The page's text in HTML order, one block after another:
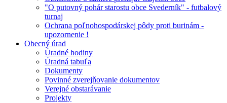
"O putovný pohár starostu obce Svederník" - futbalový
turnaj
Ochrana poľnohospodárskej pôdy proti burinám -
upozornenie !
Obecný úrad
Úradné hodiny
Úradná tabuľa
Dokumenty
Povinné zverejňovanie dokumentov
Verejné obstarávanie
Projekty